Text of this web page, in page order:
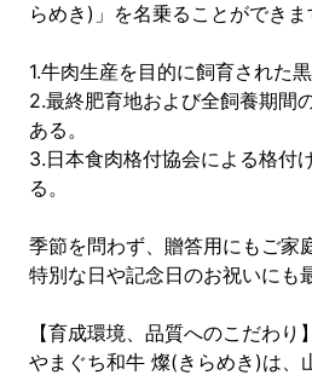
らめき)」を名乗ることができま
1.牛肉生産を目的に飼育された
2.最終肥育地および全飼養期間
ある。
3.日本食肉格付協会による格付
る。
季節を問わず、贈答用にもご家
特別な日や記念日のお祝いにも
【育成環境、品質へのこだわり】
やまぐち和牛 燦(きらめき)は、